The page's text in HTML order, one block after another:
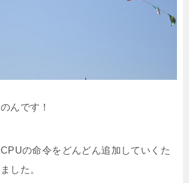
んです！
の命令をどんどん追加していくた
した。